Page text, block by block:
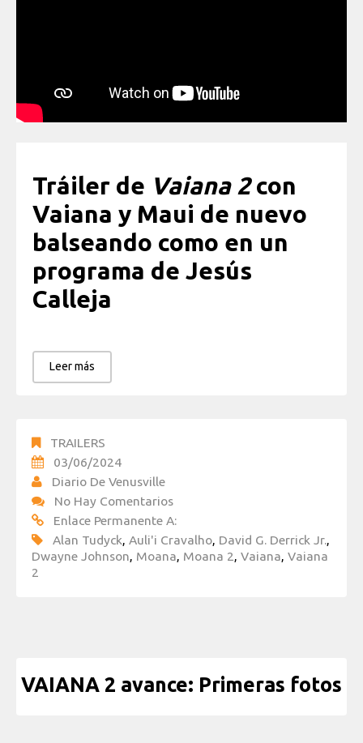
Tráiler de Vaiana 2con
Vaiana y Maui de nuevo
balseando como en un
programa de Jesús
Calleja
Leer más
TRAILERS
03/06/2024
Diario De Venusville
No Hay Comentarios
Enlace Permanente A:
Alan Tudyck, Auli'i Cravalho, David G. Derrick Jr.,
Dwayne Johnson, Moana, Moana 2, Vaiana, Vaiana
2
VAIANA 2 avance: Primeras fotos